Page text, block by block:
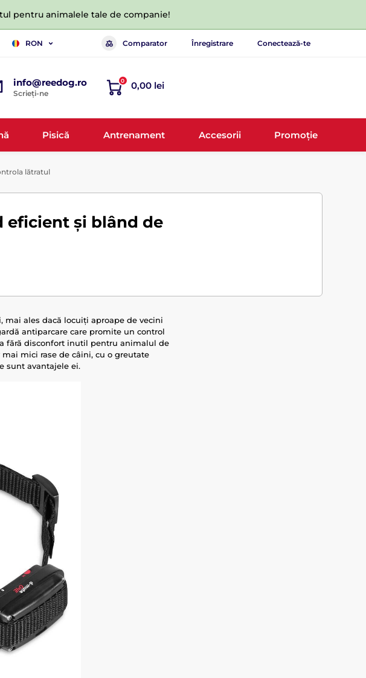
pentru animalele tale de companie!
RON Comparator Înregistrare Conectează-te
info@reedog.ro
Scrieți-ne
0 0,00 lei
Pisică Antrenament Accesorii Promoție
lătratul
eficient și blând de
mai ales dacă locuiți aproape de vecini
antiparcare care promite un control
fără disconfort inutil pentru animalul de
mici rase de câini, cu o greutate
sunt avantajele ei.